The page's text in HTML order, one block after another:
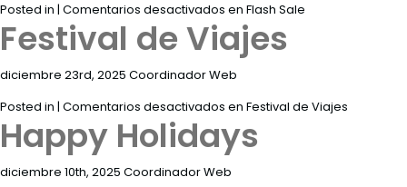
Restaurantes
&
Eventos
Tour
360°
Posted in | Comentarios desactivados en Flash Sale
Festival de Viajes
diciembre 23rd, 2025 Coordinador Web
Posted in | Comentarios desactivados en Festival de Viajes
Happy Holidays
diciembre 10th, 2025 Coordinador Web